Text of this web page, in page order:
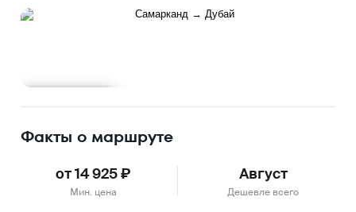
Факты о маршруте
от 14 925 ₽
Мин. цена
Август
Дешевле всего